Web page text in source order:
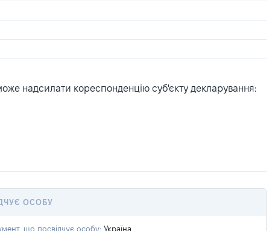
надсилати кореспонденцію суб'єкту декларування:
ОСОБУ
що посвідчує особу: Україна